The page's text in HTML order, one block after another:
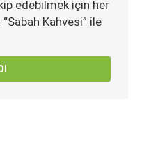
edebilmek için her
Kahvesi” ile